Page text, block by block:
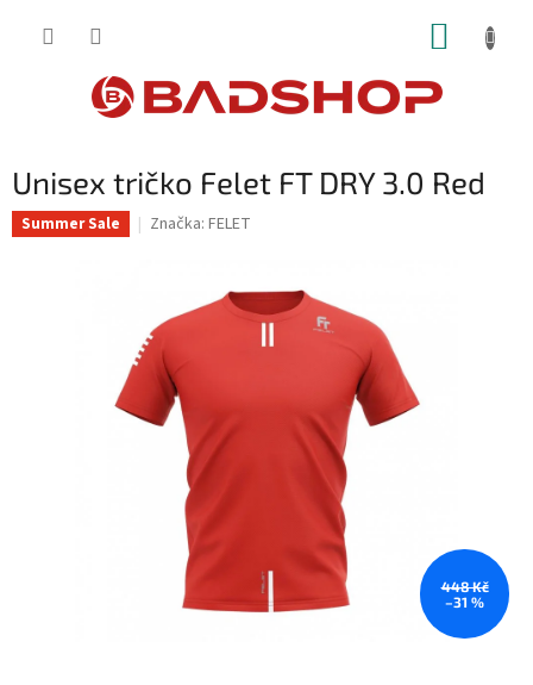
Unisex tričko Felet FT DRY 3.0 Red
Summer Sale Značka: FELET
448 Kč
–31 %